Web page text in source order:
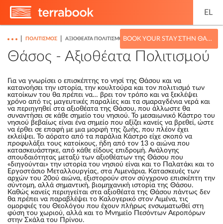
EL
BOOK YOUR STAY ΣΤΗΝ ΘΆΣΟ
ΠΟΛΙΤΙΣΜΌΣ ΑΞΙΟΘΈΑΤΑ ΠΟΛΙΤΙΣΜΟΎ
Θάσος - Αξιοθέατα Πολιτισμού
Για να γνωρίσει ο επισκέπτης το νησί της Θάσου και να
κατανοήσει την ιστορία, την κουλτούρα και τον πολιτισμό των
κατοίκων του θα πρέπει να… βρει τον τρόπο και να ξεκλέψει
χρόνο από τις μαγευτικές παραλίες και τα σμαραγδένια νερά και
να περιηγηθεί στα αξιοθέατα της Θάσου, που άλλωστε θα
συναντήσει σε κάθε σημείο του νησιού. Το μεσαιωνικό Κάστρο του
νησιού βεβαίως είναι ένα σημείο που αξίζει κανείς να βρεθεί, ώστε
να έρθει σε επαφή με μια μορφή της ζωής, που πλέον έχει
εκλείψει. Το αόρατο από τα παράλια Κάστρο είχε σκοπό να
προφυλάξει τους κατοίκους, ήδη από τον 13 ο αιώνα που
κατασκευάστηκε, από κάθε είδους επιδρομή. Ανάλογης
σπουδαιότητας μεταξύ των αξιοθέατων της Θάσου που
«διηγούνται» την ιστορία του νησιού είναι και το Παλατάκι και το
Εργοστάσιο Μεταλλουργίας, στα Λιμενάρια. Κατασκευές των
αρχών του 20ού αιώνα, εξιστορούν στον σύγχρονο επισκέπτη την
σύντομη, αλλά σημαντική, βιομηχανική ιστορία της Θάσου.
Καθώς κανείς περιηγείται στα αξιοθέατα της Θάσου πάντως δεν
θα πρέπει να παραβλέψει το Καλογερικό στον Λιμένα, τις
ομορφιές του Θεολόγου που έχουν πλήρως ενσωματωθεί στη
φύση του χωριού, αλλά και το Μνημείο Πεσόντων Αεροπόρων
στην Σκάλα του Πρίνου.